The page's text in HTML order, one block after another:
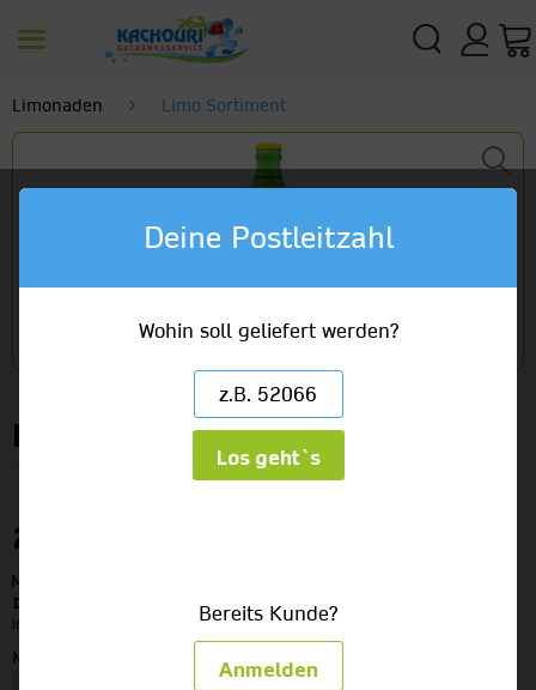
Limonaden Limo Sortiment
Bluna Zitrone
24 x 0,33l Glas
20,50 €
MEHRWEG
Inhalt:
7.92 Liter (2,59 € / 1 Liter)
inkl. MwSt.
zzgl. Versandkosten
Menge:
Deine Postleitzahl
Wohin soll geliefert werden?
Los geht`s
Bereits Kunde?
Anmelden